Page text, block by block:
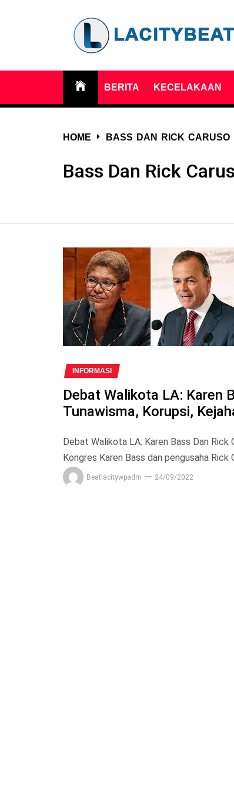
LA CITY
– MAJALAH
INFORMASI
DI LA , USA
Serta informasi Terbaru dan teraktual di
BERITA KECELAKAAN
HOME BASS DAN RICK CARUSO
Bass Dan Rick
INFORMASI
Debat Walikota LA: Karen
Tunawisma, Korupsi,
Debat Walikota LA: Karen Bass Dan
Kongres Karen Bass dan pengusaha
Beatlacitywpadm 24/09/2022